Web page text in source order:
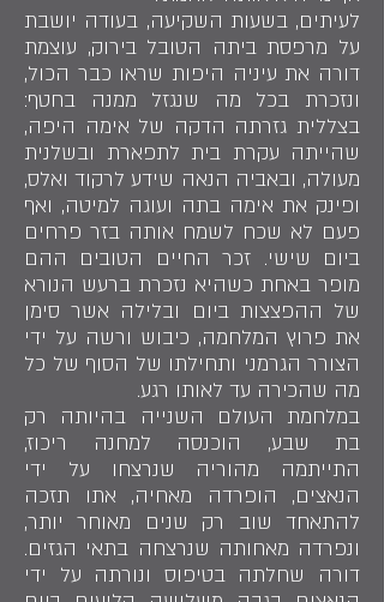
לעיתים, בשעות השקיעה, בעודה יושבת
על מרפסת ביתה הטובל בירוק, עוצמת
דורה את עיניה היפות שראו כבר הכול,
ונזכרת בכל מה שנגזל ממנה בחטף:
בצללית גזרתה הדקה של אימה היפה,
שהייתה עקרת בית לתפארת ובשלנית
מעולה, ובאביה הנאה שידע לרקוד ואלס,
ופינק את אימה בתה ועוגה למיטה, ואף
פעם לא שכח לשמח אותה בזר פרחים
ביום שישי. זכר החיים הטובים ההם
מופר באחת כשהיא נזכרת ברעש הנורא
של ההפצצות ביום ובלילה אשר סימן
את פרוץ המלחמה, כיבוש ורשה על ידי
הצורר הגרמני ותחילתו של הסוף של כל
מה שהכירה עד לאותו רגע.
במלחמת העולם השנייה בהיותה רק
בת שבע, הוכנסה למחנה ריכוז,
התייתמה מהוריה שנרצחו על ידי
הנאצים, הופרדה מאחיה, אתו תזכה
להתאחד שוב רק שנים מאוחר יותר,
ונפרדה מאחותה שנרצחה בתאי הגזים.
דורה שחלתה בטיפוס ונורתה על ידי